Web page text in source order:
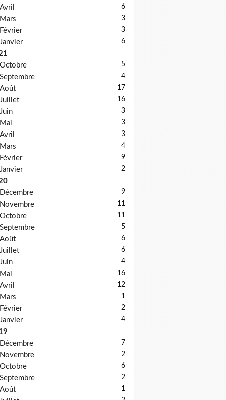
Avril 6
Mars 3
Février 3
Janvier 6
Octobre
5
Septembre 4
Août 17
Juillet 16
Juin 3
Mai 3
Avril 3
Mars 4
Février 9
Janvier 2
Décembre
9
Novembre 11
Octobre 11
Septembre 5
Août 6
Juillet 6
Juin 4
Mai 16
Avril 12
Mars 1
Février 2
Janvier 4
Décembre
7
Novembre 2
Octobre 6
Septembre 2
Août 1